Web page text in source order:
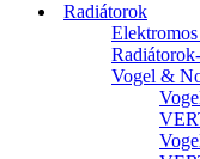
Radiátorok
Vogel &